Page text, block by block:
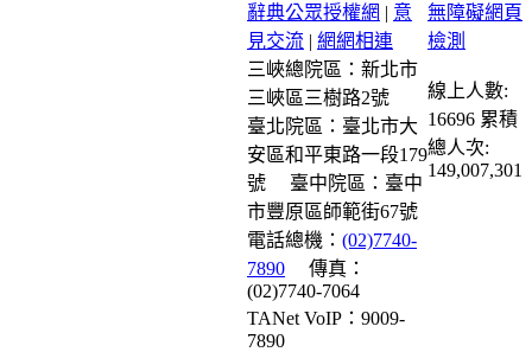
辭典公眾授權網 | 意
見交流 | 網網相連
三峽總院區：新北市
三峽區三樹路2號
臺北院區：臺北市大
安區和平東路一段179
號
臺中院區：臺中
市豐原區師範街67號
電話總機： (02)7740-
7890
傳真：
(02)7740-7064
TANet VoIP：9009-
7890
線上人數:
16696 累積
總人次:
149,007,301